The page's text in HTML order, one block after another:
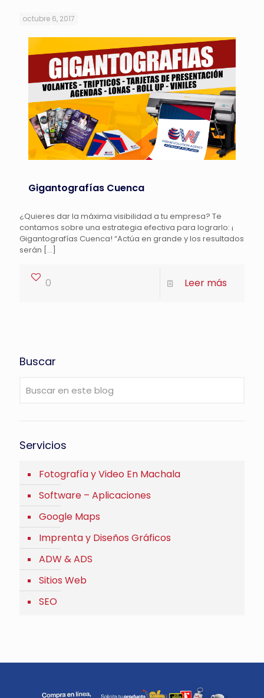
octubre 6, 2017
Gigantografías Cuenca
¿Quieres dar la máxima visibilidad a tu empresa? Te
contamos sobre una estrategia efectiva para lograrlo: ¡
Gigantografías Cuenca! “Actúa en grande y los resultados
serán […]
0 Leer más
Buscar
Servicios
Fotografía y Video En Machala
Software – Aplicaciones
Google Maps
Imprenta y Diseños Gráficos
ADW & ADS
Sitios Web
SEO